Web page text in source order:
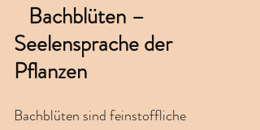
Bachblüten –
Seelensprache der
Pflanzen
Bachblüten sind feinstoffliche